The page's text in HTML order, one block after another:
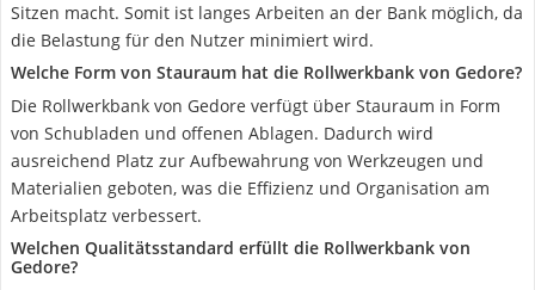
Sitzen macht. Somit ist langes Arbeiten an der Bank möglich, da
die Belastung für den Nutzer minimiert wird.
Welche Form von Stauraum hat die Rollwerkbank von Gedore?
Die Rollwerkbank von Gedore verfügt über Stauraum in Form
von Schubladen und offenen Ablagen. Dadurch wird
ausreichend Platz zur Aufbewahrung von Werkzeugen und
Materialien geboten, was die Effizienz und Organisation am
Arbeitsplatz verbessert.
Welchen Qualitätsstandard erfüllt die Rollwerkbank von
Gedore?